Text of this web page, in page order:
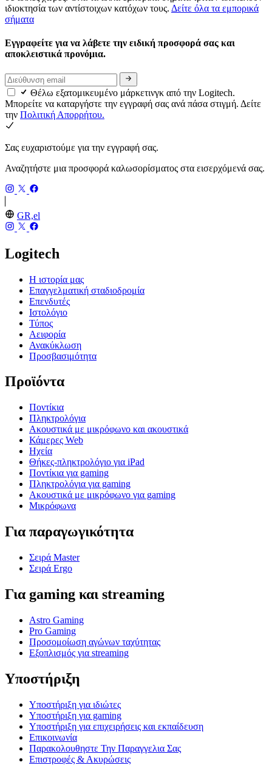
ιδιοκτησία των αντίστοιχων κατόχων τους. Δείτε όλα τα εμπορικά
σήματα
Εγγραφείτε για να λάβετε την ειδική προσφορά σας και
αποκλειστικά προνόμια.
Θέλω εξατομικευμένο μάρκετινγκ από την Logitech.
Μπορείτε να καταργήστε την εγγραφή σας ανά πάσα στιγμή. Δείτε
την Πολιτική Απορρήτου.
Σας ευχαριστούμε για την εγγραφή σας.
Αναζητήστε μια προσφορά καλωσορίσματος στα εισερχόμενά σας.
GR,el
Logitech
Η ιστορία μας
Επαγγελματική σταδιοδρομία
Επενδυτές
Ιστολόγιο
Τύπος
Αειφορία
Ανακύκλωση
Προσβασιμότητα
Προϊόντα
Ποντίκια
Πληκτρολόγια
Ακουστικά με μικρόφωνο και ακουστικά
Κάμερες Web
Ηχεία
Θήκες-πληκτρολόγιο για iPad
Ποντίκια για gaming
Πληκτρολόγια για gaming
Ακουστικά με μικρόφωνο για gaming
Μικρόφωνα
Για παραγωγικότητα
Σειρά Master
Σειρά Ergo
Για gaming και streaming
Astro Gaming
Pro Gaming
Προσομοίωση αγώνων ταχύτητας
Εξοπλισμός για streaming
Υποστήριξη
Υποστήριξη για ιδιώτες
Υποστήριξη για gaming
Υποστήριξη για επιχειρήσεις και εκπαίδευση
Επικοινωνία
Παρακολουθηστε Την Παραγγελια Σας
Επιστροφές & Ακυρώσεις